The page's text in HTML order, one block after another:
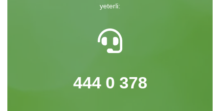
yeterli:
444 0 378